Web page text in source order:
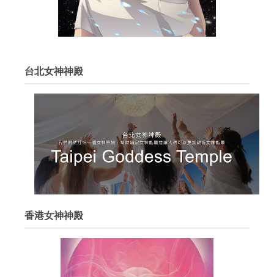
台北女神神殿
香港女神神殿